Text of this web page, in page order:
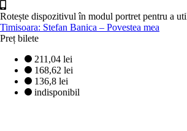
Rotește dispozitivul în modul portret pentru a
Timisoara: Stefan Banica – Povestea mea
Preț bilete
211,04 lei
168,62 lei
136,8 lei
indisponibil